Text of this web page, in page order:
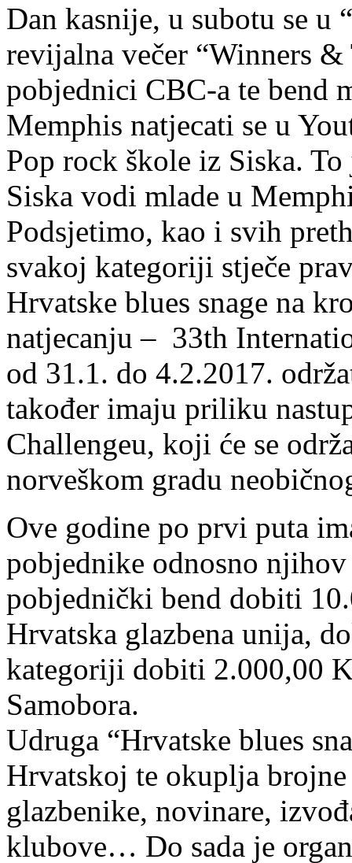
Dan kasnije, u subotu se u
revijalna večer “Winners
pobjednici CBC-a te bend
Memphis natjecati se u
Pop rock škole iz Siska.
Siska vodi mlade u
Podsjetimo, kao i svih
svakoj kategoriji stječe
Hrvatske blues snage na
natjecanju – 33th
od 31.1. do 4.2.2017.
također imaju priliku
Challengeu, koji će se
norveškom gradu
Ove godine po prvi puta
pobjednike odnosno
pobjednički bend dobiti
Hrvatska glazbena unija,
kategoriji dobiti 2.000,00
Samobora.
Udruga “Hrvatske blues
Hrvatskoj te okuplja
glazbenike, novinare,
klubove… Do sada je